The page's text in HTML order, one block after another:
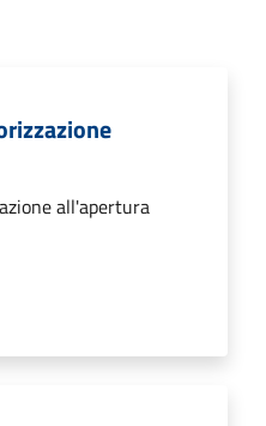
all'apertura